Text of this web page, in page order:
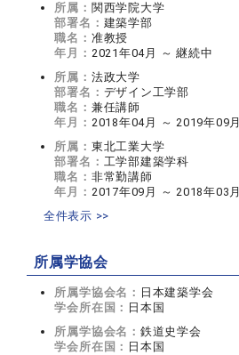
所属： 関西学院大学
部署名： 建築学部
職名： 准教授
年月： 2021年04月 ～ 継続中
所属： 法政大学
部署名： デザイン工学部
職名： 兼任講師
年月： 2018年04月 ～ 2019年09月
所属： 東北工業大学
部署名： 工学部建築学科
職名： 非常勤講師
年月： 2017年09月 ～ 2018年03月
全件表示 >>
所属学協会
所属学協会名： 日本建築学会
学会所在国： 日本国
所属学協会名： 鉄道史学会
学会所在国： 日本国